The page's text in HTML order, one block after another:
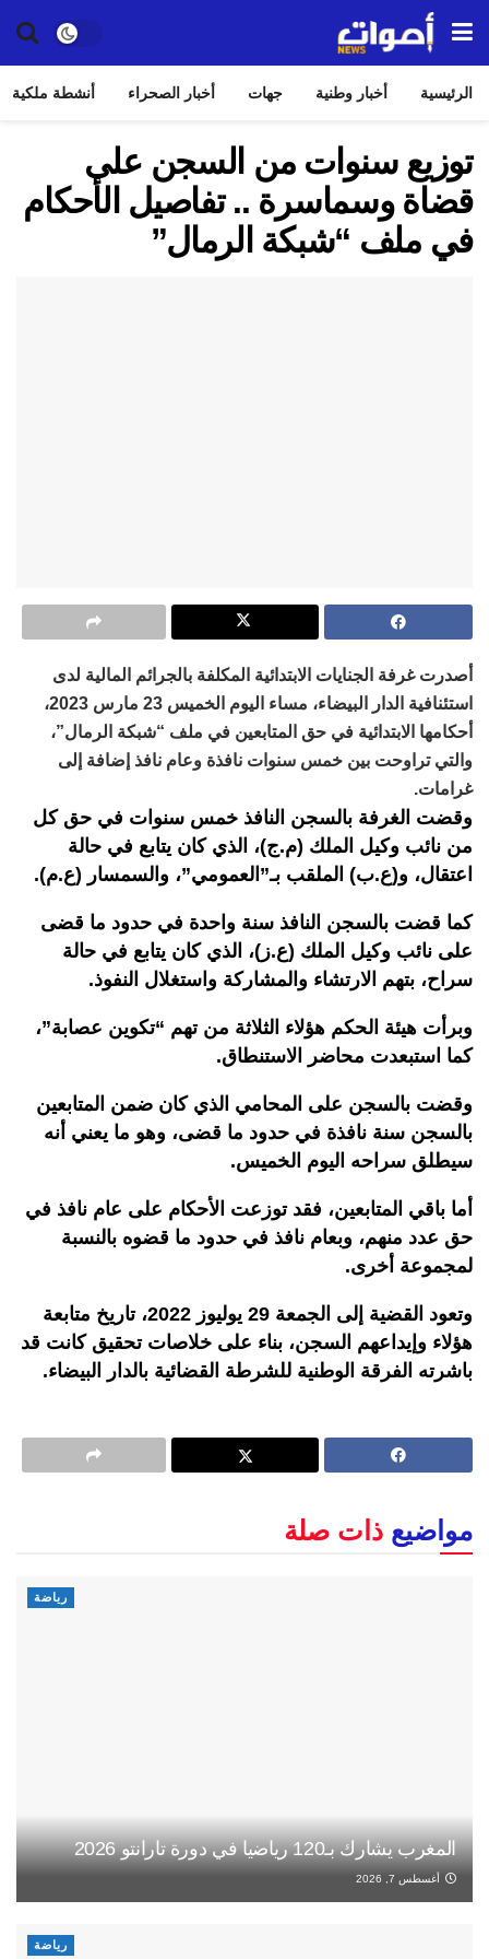
الرئيسية أخبار وطنية جهات أخبار الصحراء أنشطة ملكية
توزيع سنوات من السجن على
قضاة وسماسرة .. تفاصيل الأحكام
في ملف “شبكة الرمال”
أصدرت غرفة الجنايات الابتدائية المكلفة بالجرائم المالية لدى
استئنافية الدار البيضاء، مساء اليوم الخميس 23 مارس 2023،
أحكامها الابتدائية في حق المتابعين في ملف “شبكة الرمال”،
والتي تراوحت بين خمس سنوات نافذة وعام نافذ إضافة إلى
غرامات.
وقضت الغرفة بالسجن النافذ خمس سنوات في حق كل
من نائب وكيل الملك (م.ج)، الذي كان يتابع في حالة
اعتقال، و(ع.ب) الملقب بـ”العمومي”، والسمسار (ع.م).
كما قضت بالسجن النافذ سنة واحدة في حدود ما قضى
على نائب وكيل الملك (ع.ز)، الذي كان يتابع في حالة
سراح، بتهم الارتشاء والمشاركة واستغلال النفوذ.
وبرأت هيئة الحكم هؤلاء الثلاثة من تهم “تكوين عصابة”،
كما استبعدت محاضر الاستنطاق.
وقضت بالسجن على المحامي الذي كان ضمن المتابعين
بالسجن سنة نافذة في حدود ما قضى، وهو ما يعني أنه
سيطلق سراحه اليوم الخميس.
أما باقي المتابعين، فقد توزعت الأحكام على عام نافذ في
حق عدد منهم، وبعام نافذ في حدود ما قضوه بالنسبة
لمجموعة أخرى.
وتعود القضية إلى الجمعة 29 يوليوز 2022، تاريخ متابعة
هؤلاء وإيداعهم السجن، بناء على خلاصات تحقيق كانت قد
باشرته الفرقة الوطنية للشرطة القضائية بالدار البيضاء.
مواضيع ذات صلة
رياضة
المغرب يشارك بـ120 رياضيا في دورة تارانتو 2026
أغسطس 7, 2026
رياضة